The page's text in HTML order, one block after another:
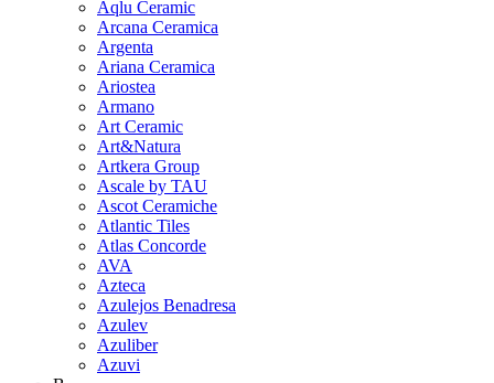
Aqlu Ceramic
Arcana Ceramica
Argenta
Ariana Ceramica
Ariostea
Armano
Art Ceramic
Art&Natura
Artkera Group
Ascale by TAU
Ascot Ceramiche
Atlantic Tiles
Atlas Concorde
AVA
Azteca
Azulejos Benadresa
Azulev
Azuliber
Azuvi